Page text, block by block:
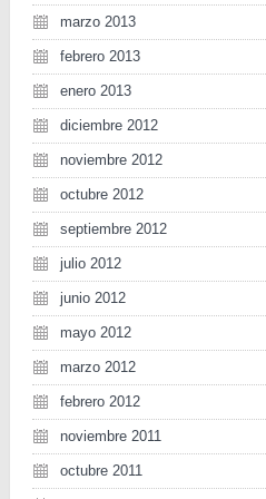
marzo 2013
febrero 2013
enero 2013
diciembre 2012
noviembre 2012
octubre 2012
septiembre 2012
julio 2012
junio 2012
mayo 2012
marzo 2012
febrero 2012
noviembre 2011
octubre 2011